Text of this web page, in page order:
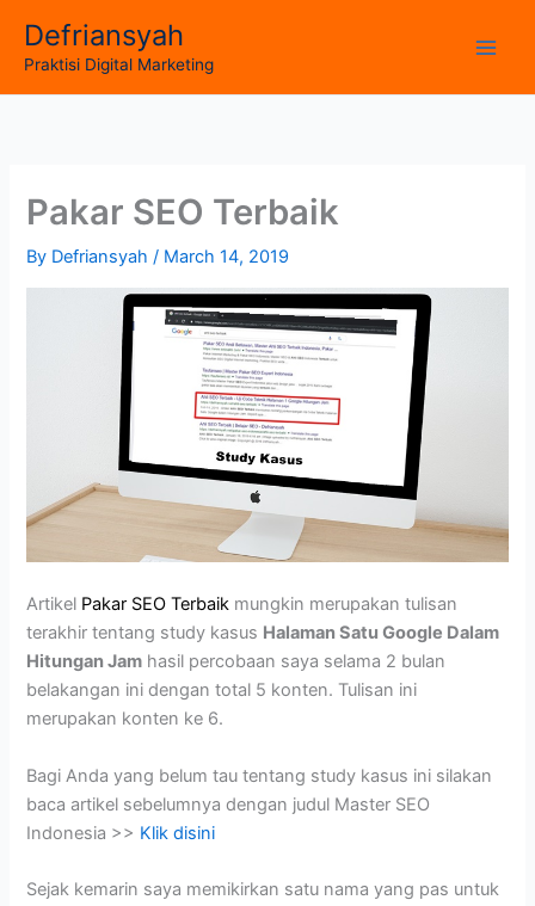
content
Defriansyah
Praktisi Digital Marketing
Pakar SEO Terbaik
By Defriansyah/ March 14, 2019
Artikel Pakar SEO Terbaik mungkin merupakan tulisan
terakhir tentang study kasus Halaman Satu Google Dalam
Hitungan Jam hasil percobaan saya selama 2 bulan
belakangan ini dengan total 5 konten. Tulisan ini
merupakan konten ke 6.
Bagi Anda yang belum tau tentang study kasus ini silakan
baca artikel sebelumnya dengan judul Master SEO
Indonesia >> Klik disini
Sejak kemarin saya memikirkan satu nama yang pas untuk